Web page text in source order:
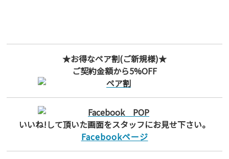
★お得なペア割(ご新規様)★
ご契約金額から5%OFF
いいね!して頂いた画面をスタッフにお見せ下さい。
Facebookページ